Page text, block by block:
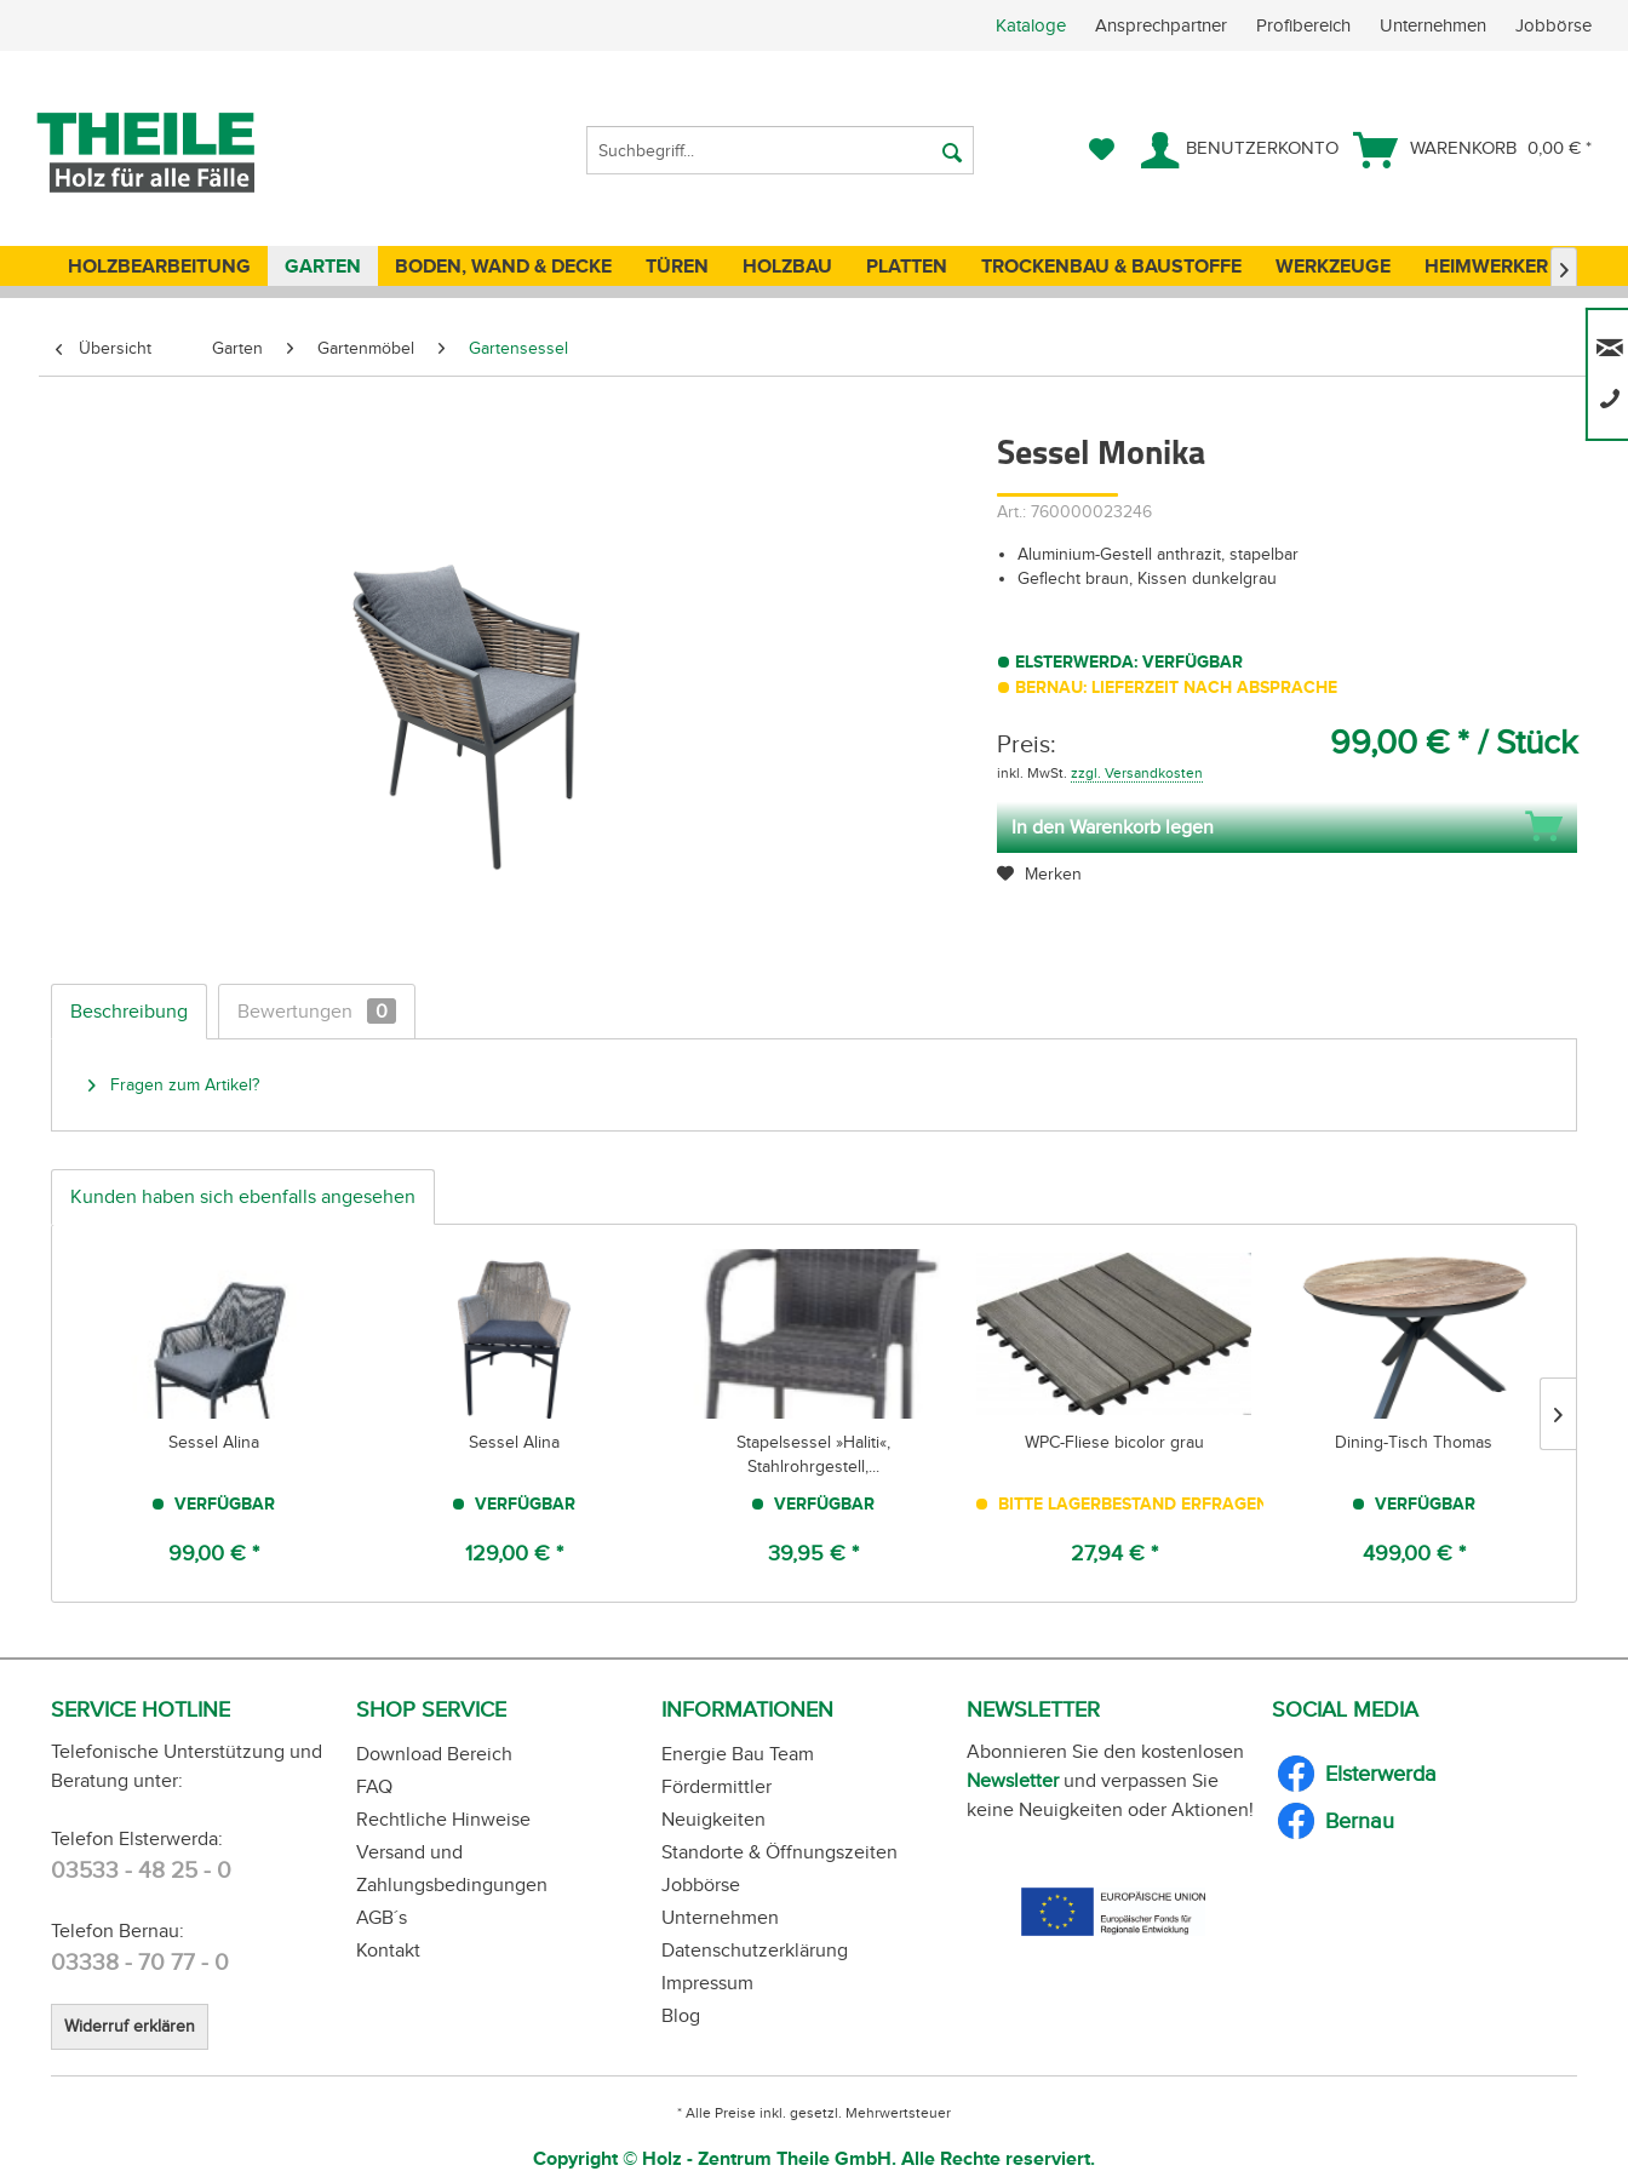
Kataloge Ansprechpartner Profibereich Unternehmen Jobbörse
BENUTZERKONTO WARENKORB 0,00 € *
HOLZBEARBEITUNG GARTEN BODEN, WAND & DECKE TÜREN HOLZBAU PLATTEN TROCKENBAU & BAUSTOFFE WERKZEUGE HEIMWERKER 
Übersicht Garten Gartenmöbel Gartensessel
Sessel Monika
Art.: 760000023246
Aluminium-Gestell anthrazit, stapelbar
Geflecht braun, Kissen dunkelgrau
ELSTERWERDA: VERFÜGBAR
BERNAU: LIEFERZEIT NACH ABSPRACHE
Preis: 99,00 € * / Stück
inkl. MwSt.zzgl. Versandkosten
In den Warenkorb legen
Merken
Beschreibung Bewertungen 0
Fragen zum Artikel?
Kunden haben sich ebenfalls angesehen
Sessel Alina
VERFÜGBAR
99,00 € *
Sessel Alina
VERFÜGBAR
129,00 € *
Stapelsessel »Haliti«,
Stahlrohrgestell,...
VERFÜGBAR
39,95 € *
WPC-Fliese bicolor grau
BITTE LAGERBESTAND ERFRAGEN!
27,94 € *
Dining-Tisch Thomas
VERFÜGBAR
499,00 € *
SERVICE HOTLINE
Telefonische Unterstützung und
Beratung unter:
Telefon Elsterwerda:
03533 - 48 25 - 0
Telefon Bernau:
03338 - 70 77 - 0
Widerruf erklären
SHOP SERVICE
Download Bereich
FAQ
Rechtliche Hinweise
Versand und
Zahlungsbedingungen
AGB´s
Kontakt
INFORMATIONEN
Energie Bau Team
Fördermittler
Neuigkeiten
Standorte & Öffnungszeiten
Jobbörse
Unternehmen
Datenschutzerklärung
Impressum
Blog
NEWSLETTER
Abonnieren Sie den kostenlosen
Newsletterund verpassen Sie
keine Neuigkeiten oder Aktionen!
SOCIAL MEDIA
Elsterwerda
Bernau
* Alle Preise inkl. gesetzl. Mehrwertsteuer
Copyright © Holz - Zentrum Theile GmbH. Alle Rechte reserviert.